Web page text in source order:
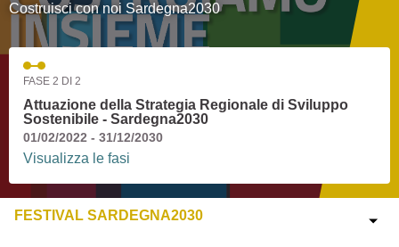
Costruisci con noi Sardegna2030
FASE 2 DI 2
Attuazione della Strategia Regionale di Sviluppo
Sostenibile - Sardegna2030
01/02/2022 - 31/12/2030
Visualizza le fasi
FESTIVAL SARDEGNA2030